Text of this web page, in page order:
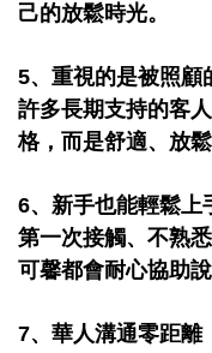
己的放鬆時光。
5、重視的是被照顧
許多長期支持的客
格，而是舒適、放
6、新手也能輕鬆上
第一次接觸、不熟
可馨都會耐心協助
7、華人溝通零距離